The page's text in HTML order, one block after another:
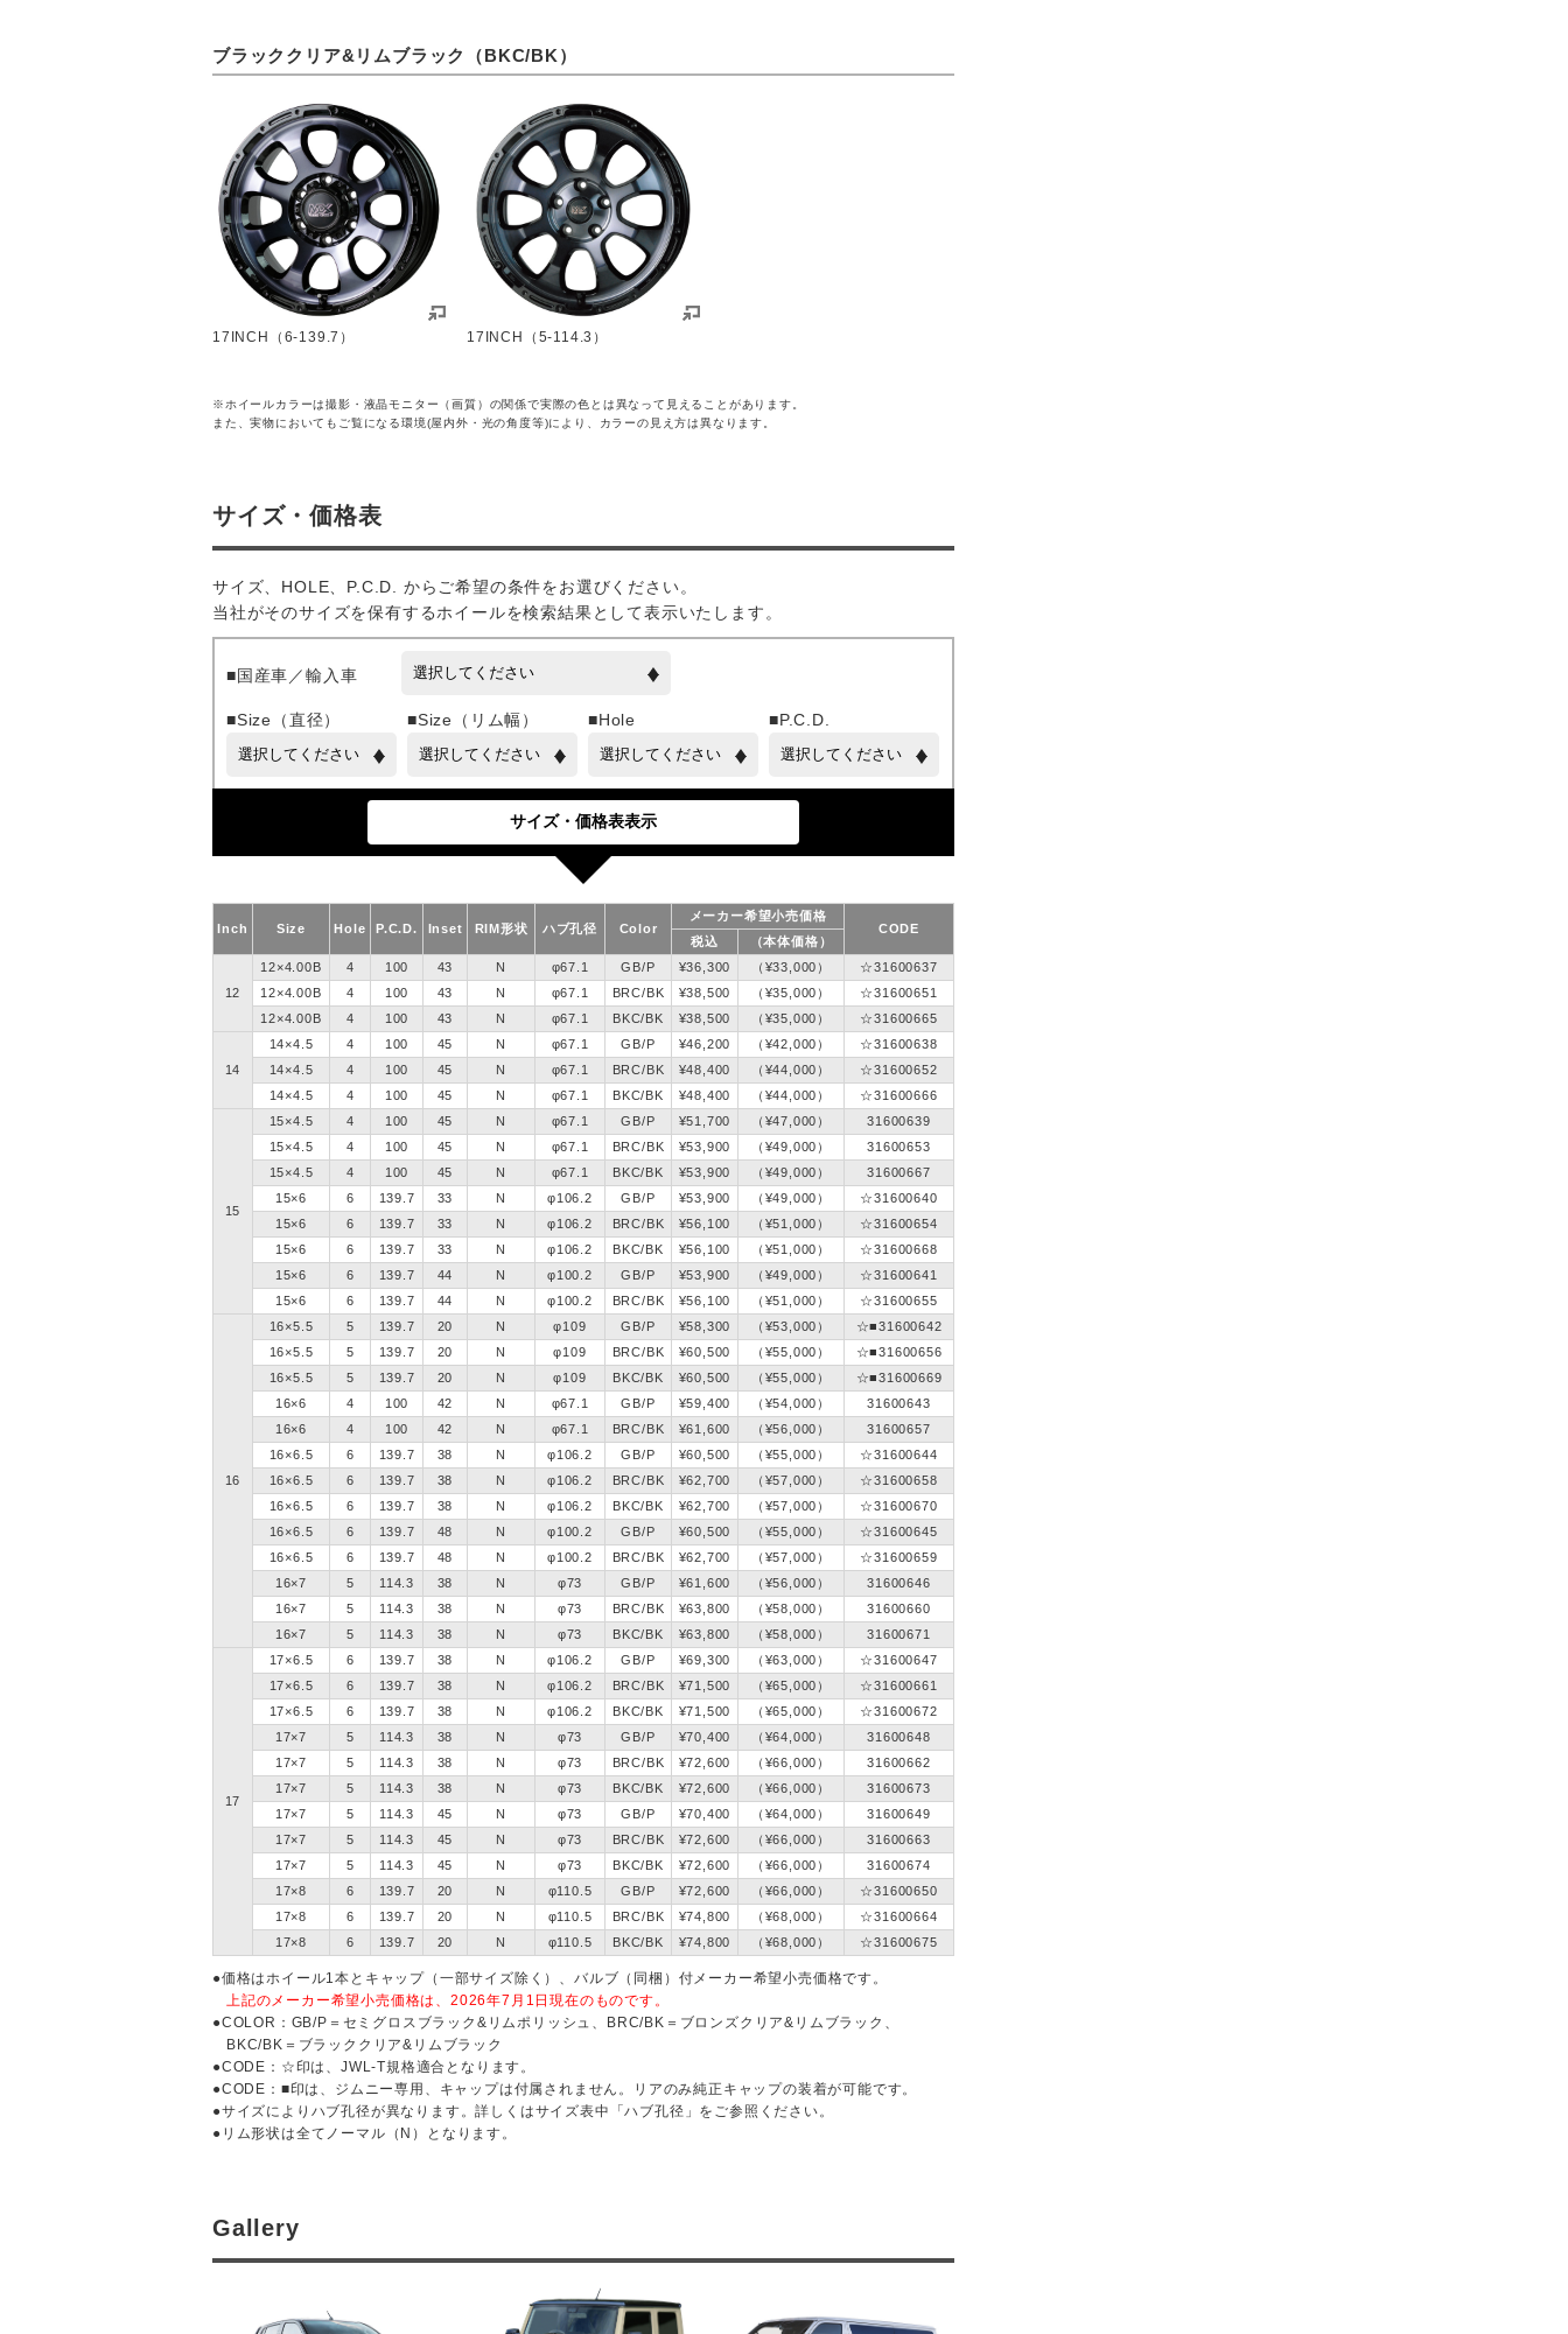
ブラッククリア&リムブラック（BKC/BK）
17INCH（6-139.7） 17INCH（5-114.3）
※ホイールカラーは撮影・液晶モニター（画質）の関係で実際の色とは異なって見えることがあります。
また、実物においてもご覧になる環境(屋内外・光の角度等)により、カラーの見え方は異なります。
サイズ・価格表
サイズ、HOLE、P.C.D. からご希望の条件をお選びください。
当社がそのサイズを保有するホイールを検索結果として表示いたします。
■国産車／輸入車
■Size（直径） ■Size（リム幅） ■Hole ■P.C.D.
Inch Size Hole P.C.D. Inset RIM形状 ハブ孔径 Color
メーカー希望小売価格
CODE
税込
（本体価格）
12
12×4.00B 4 100 43 N φ67.1 GB/P ¥36,300 （¥33,000）
☆31600637
12×4.00B
4 100 43 N φ67.1 BRC/BK ¥38,500 （¥35,000）
☆31600651
12×4.00B
4 100 43 N φ67.1 BKC/BK ¥38,500 （¥35,000） ☆31600665
14
14×4.5 4 100 45 N φ67.1 GB/P ¥46,200 （¥42,000）
☆31600638
14×4.5
4 100 45 N φ67.1 BRC/BK ¥48,400 （¥44,000）
☆31600652
14×4.5
4 100 45 N φ67.1 BKC/BK ¥48,400 （¥44,000） ☆31600666
15
15×4.5 4 100 45 N φ67.1 GB/P ¥51,700 （¥47,000）
31600639
15×4.5
4 100 45 N φ67.1 BRC/BK ¥53,900 （¥49,000）
31600653
15×4.5
4 100 45 N φ67.1 BKC/BK ¥53,900 （¥49,000）
31600667
15×6
6 139.7 33 N φ106.2 GB/P ¥53,900 （¥49,000）
☆31600640
15×6
6 139.7 33 N φ106.2 BRC/BK ¥56,100 （¥51,000）
☆31600654
15×6
6 139.7 33 N φ106.2 BKC/BK ¥56,100 （¥51,000）
☆31600668
15×6
6 139.7 44 N φ100.2 GB/P ¥53,900 （¥49,000）
☆31600641
15×6
6 139.7 44 N φ100.2 BRC/BK ¥56,100 （¥51,000） ☆31600655
16
16×5.5 5 139.7 20 N φ109 GB/P ¥58,300 （¥53,000）
☆■31600642
16×5.5
5 139.7 20 N φ109 BRC/BK ¥60,500 （¥55,000）
☆■31600656
16×5.5
5 139.7 20 N φ109 BKC/BK ¥60,500 （¥55,000）
☆■31600669
16×6
4 100 42 N φ67.1 GB/P ¥59,400 （¥54,000）
31600643
16×6
4 100 42 N φ67.1 BRC/BK ¥61,600 （¥56,000）
31600657
16×6.5
6 139.7 38 N φ106.2 GB/P ¥60,500 （¥55,000）
☆31600644
16×6.5
6 139.7 38 N φ106.2 BRC/BK ¥62,700 （¥57,000）
☆31600658
16×6.5
6 139.7 38 N φ106.2 BKC/BK ¥62,700 （¥57,000）
☆31600670
16×6.5
6 139.7 48 N φ100.2 GB/P ¥60,500 （¥55,000）
☆31600645
16×6.5
6 139.7 48 N φ100.2 BRC/BK ¥62,700 （¥57,000）
☆31600659
16×7
5 114.3 38 N φ73 GB/P ¥61,600 （¥56,000）
31600646
16×7
5 114.3 38 N φ73 BRC/BK ¥63,800 （¥58,000）
31600660
16×7
5 114.3 38 N φ73 BKC/BK ¥63,800 （¥58,000） 31600671
17
17×6.5 6 139.7 38 N φ106.2 GB/P ¥69,300 （¥63,000）
☆31600647
17×6.5
6 139.7 38 N φ106.2 BRC/BK ¥71,500 （¥65,000）
☆31600661
17×6.5
6 139.7 38 N φ106.2 BKC/BK ¥71,500 （¥65,000）
☆31600672
17×7
5 114.3 38 N φ73 GB/P ¥70,400 （¥64,000）
31600648
17×7
5 114.3 38 N φ73 BRC/BK ¥72,600 （¥66,000）
31600662
17×7
5 114.3 38 N φ73 BKC/BK ¥72,600 （¥66,000）
31600673
17×7
5 114.3 45 N φ73 GB/P ¥70,400 （¥64,000）
31600649
17×7
5 114.3 45 N φ73 BRC/BK ¥72,600 （¥66,000）
31600663
17×7
5 114.3 45 N φ73 BKC/BK ¥72,600 （¥66,000）
31600674
17×8
6 139.7 20 N φ110.5 GB/P ¥72,600 （¥66,000）
☆31600650
17×8
6 139.7 20 N φ110.5 BRC/BK ¥74,800 （¥68,000）
☆31600664
17×8
6 139.7 20 N φ110.5 BKC/BK ¥74,800 （¥68,000） ☆31600675
価格はホイール1本とキャップ（一部サイズ除く）、バルブ（同梱）付メーカー希望小売価格です。
上記のメーカー希望小売価格は、2026年7月1日現在のものです。
COLOR：GB/P＝セミグロスブラック&リムポリッシュ、BRC/BK＝ブロンズクリア&リムブラック、
BKC/BK＝ブラッククリア&リムブラック
CODE：☆印は、JWL-T規格適合となります。
CODE：■印は、ジムニー専用、キャップは付属されません。リアのみ純正キャップの装着が可能です。
サイズによりハブ孔径が異なります。詳しくはサイズ表中「ハブ孔径」をご参照ください。
リム形状は全てノーマル（N）となります。
Gallery